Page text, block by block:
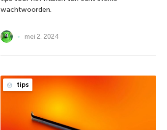
wachtwoorden.
mei 2, 2024
tips